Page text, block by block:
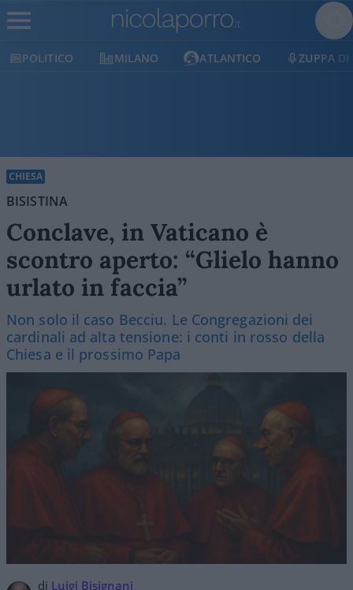
POLITICO MILANO ATLANTICO ZUPPA DI
CHIESA
BISISTINA
Conclave, in Vaticano è
scontro aperto: “Glielo hanno
urlato in faccia”
Non solo il caso Becciu. Le Congregazioni dei
cardinali ad alta tensione: i conti in rosso della
Chiesa e il prossimo Papa
di Luigi Bisignani